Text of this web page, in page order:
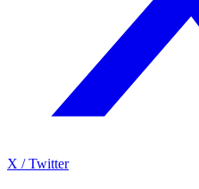
X / Twitter